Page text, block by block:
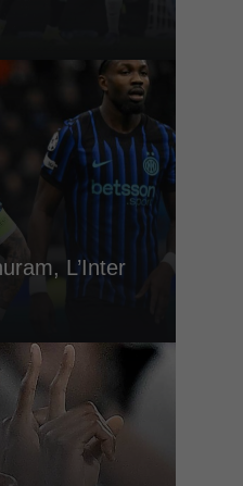
L’Inter